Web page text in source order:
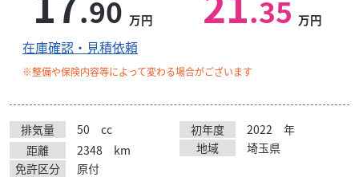
.90 万円 .35 万円
在庫確認・見積依頼
※整備や保険内容等によって変わる場合がございます
排気量 50 cc 初年度 2022
年
距離
2348 km 地域
埼玉県
免許区分
原付